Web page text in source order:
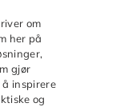
om
her på
gjør
inspirere
og